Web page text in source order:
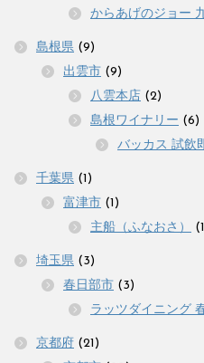
からあげのジョー
島根県 (9)
出雲市 (9)
八雲本店 (2)
島根ワイナリー (6)
バッカス 試飲
千葉県 (1)
富津市 (1)
主船（ふなおさ）
埼玉県 (3)
春日部市 (3)
ラッツダイニング
京都府 (21)